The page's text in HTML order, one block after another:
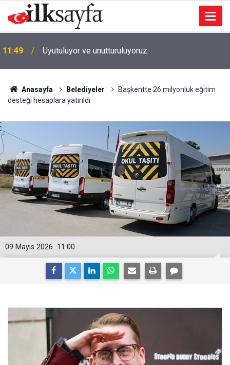
11:49 Uyutuluyor ve unutturuluyoruz
Anasayfa Belediyeler
Başkentte 26 milyonluk eğitim
desteği hesaplara yatırıldı
11:00
09 Mayıs 2026